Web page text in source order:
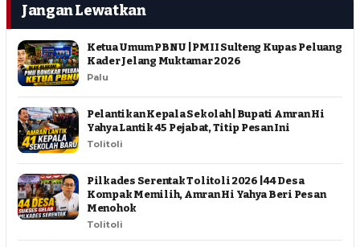
Jangan Lewatkan
Ketua Umum PBNU | PMII Sulteng Kupas Peluang
Kader Jelang Muktamar 2026
Palu
Pelantikan Kepala Sekolah | Bupati Amran Hi
Yahya Lantik 45 Pejabat, Titip Pesan Ini
Tolitoli
Pilkades Serentak Tolitoli 2026 | 44 Desa
Kompak Memilih, Amran Hi Yahya Beri Pesan
Menohok
Tolitoli